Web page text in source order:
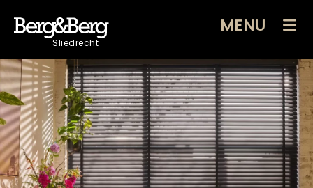
Sliedrecht
MENU